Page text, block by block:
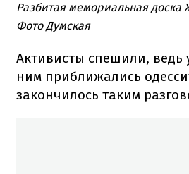
Разбитая мемориальная доска
Фото Думская
Активисты спешили, ведь
ним приближались
закончилось таким